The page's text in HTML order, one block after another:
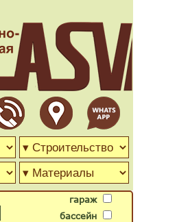
гараж
бассейн